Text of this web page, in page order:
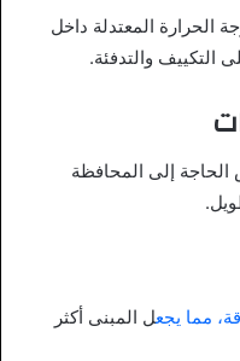
الحرارة المعتدلة داخل
التكييف والتدفئة.
الحاجة إلى المحافظة
مما يجعل المبنى أكثر